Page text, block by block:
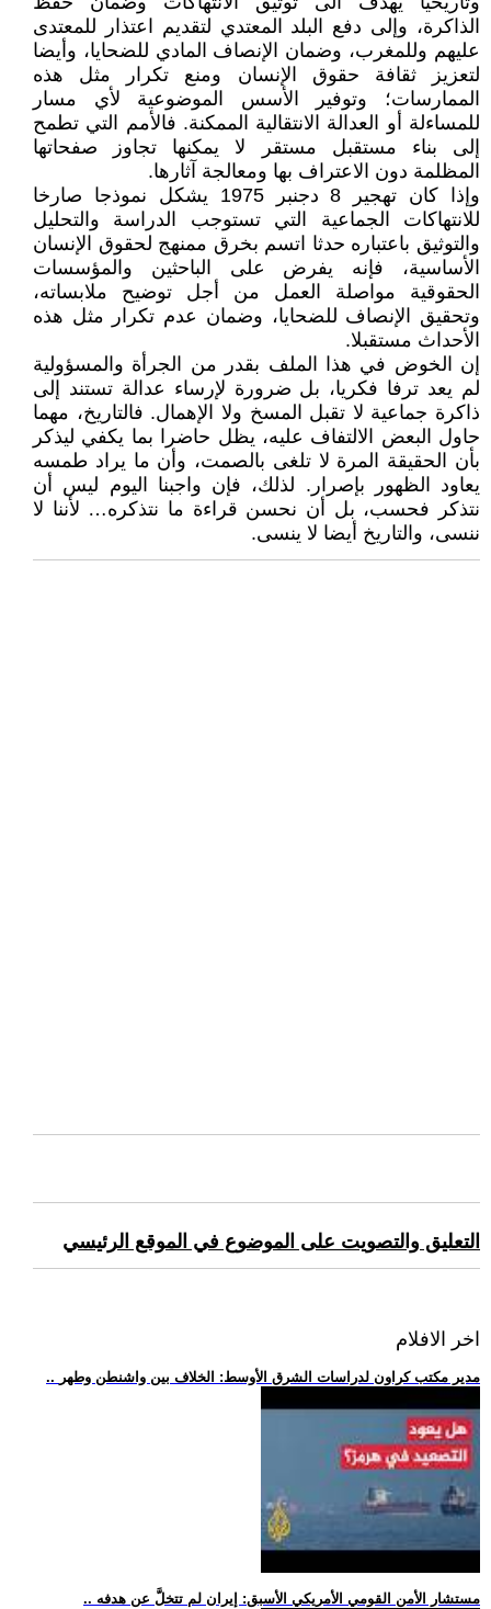
الذاكرة، وإلى دفع البلد المعتدي لتقديم اعتذار للمعتدى
عليهم وللمغرب، وضمان الإنصاف المادي للضحايا، وأيضا
لتعزيز ثقافة حقوق الإنسان ومنع تكرار مثل هذه
الممارسات؛ وتوفير الأسس الموضوعية لأي مسار
للمساءلة أو العدالة الانتقالية الممكنة. فالأمم التي تطمح
إلى بناء مستقبل مستقر لا يمكنها تجاوز صفحاتها
المظلمة دون الاعتراف بها ومعالجة آثارها.
وإذا كان تهجير 8 دجنبر 1975 يشكل نموذجا صارخا
للانتهاكات الجماعية التي تستوجب الدراسة والتحليل
والتوثيق باعتباره حدثا اتسم بخرق ممنهج لحقوق الإنسان
الأساسية، فإنه يفرض على الباحثين والمؤسسات
الحقوقية مواصلة العمل من أجل توضيح ملابساته،
وتحقيق الإنصاف للضحايا، وضمان عدم تكرار مثل هذه
الأحداث مستقبلا.
إن الخوض في هذا الملف بقدر من الجرأة والمسؤولية
لم يعد ترفا فكريا، بل ضرورة لإرساء عدالة تستند إلى
ذاكرة جماعية لا تقبل المسخ ولا الإهمال. فالتاريخ، مهما
حاول البعض الالتفاف عليه، يظل حاضرا بما يكفي ليذكر
بأن الحقيقة المرة لا تلغى بالصمت، وأن ما يراد طمسه
يعاود الظهور بإصرار. لذلك، فإن واجبنا اليوم ليس أن
نتذكر فحسب، بل أن نحسن قراءة ما نتذكره… لأننا لا
ننسى، والتاريخ أيضا لا ينسى.
التعليق والتصويت على الموضوع في الموقع الرئيسي
اخر الافلام
.. مدير مكتب كراون لدراسات الشرق الأوسط: الخلاف بين واشنطن وطهر
.. مستشار الأمن القومي الأمريكي الأسبق: إيران لم تتخلَّ عن هدفه